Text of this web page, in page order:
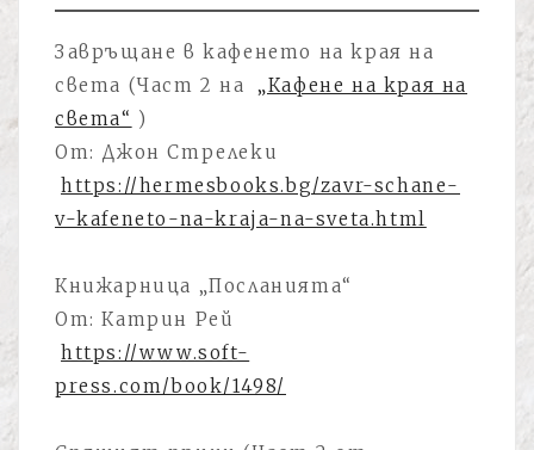
Завръщане в кафенето на края на
света (Част 2 на
„Кафене на края на
света“ )
От: Джон Стрелеки
https://hermesbooks.bg/zavr-schane-
v-kafeneto-na-kraja-na-sveta.html
Книжарница „Посланията“
От: Катрин Рей
https://www.soft-
press.com/book/1498/